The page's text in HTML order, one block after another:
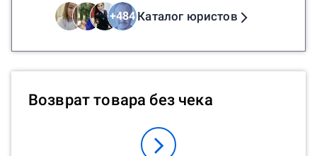
+484Каталог юристов
Возврат товара без чека